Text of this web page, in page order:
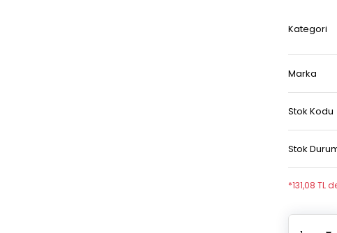
Kategori
Marka
Stok Kodu
Stok
*131,08 TL